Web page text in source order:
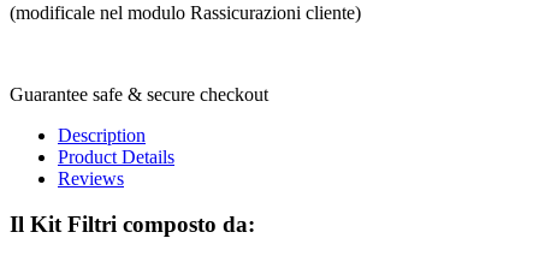
(modificale nel modulo Rassicurazioni cliente)
Guarantee safe & secure checkout
Description
Product Details
Reviews
Il Kit Filtri composto da: